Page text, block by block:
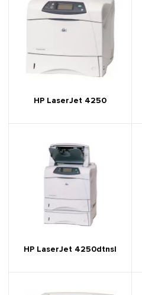
HP LaserJet 4250
HP LaserJet 4250dtnsl